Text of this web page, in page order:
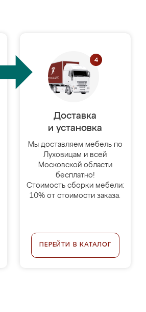
Доставка
и установка
Мы доставляем мебель по
Луховицам и всей
Московской области
бесплатно!
Стоимость сборки мебели:
10% от стоимости заказа.
ПЕРЕЙТИ В КАТАЛОГ